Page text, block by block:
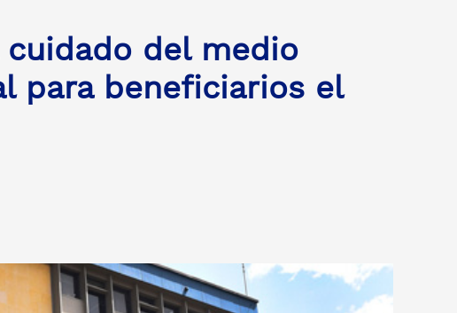
cuidado del medio
para beneficiarios el